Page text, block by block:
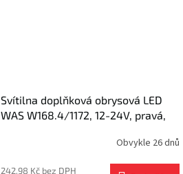
Svítilna doplňková obrysová LED
WAS W168.4/1172, 12-24V, pravá,
Obvykle 26 dnů
242,98 Kč bez DPH